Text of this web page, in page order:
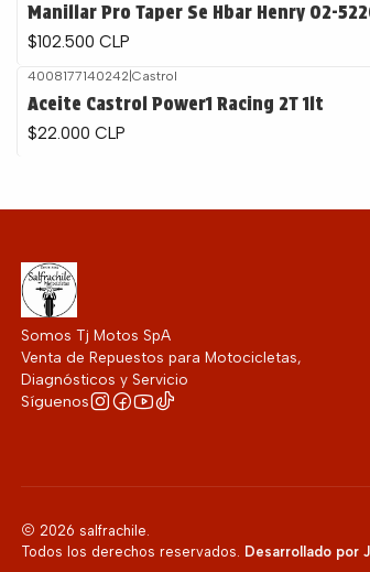
Manillar Pro Taper Se Hbar Henry 02-
$102.500 CLP
4008177140242| Castrol
Aceite Castrol Power1 Racing 2T 1lt
$22.000 CLP
Somos Tj Motos SpA
Venta de Repuestos para Motocicletas,
Diagnósticos y Servicio
Síguenos
2026 salfrachile.
Todos los derechos reservados.
Desarrollado por